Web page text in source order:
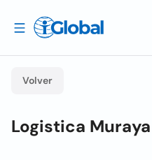
Volver
Logistica Muraya